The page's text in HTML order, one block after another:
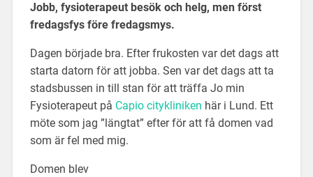
Jobb, fysioterapeut besök och helg, men först
fredagsfys före fredagsmys.
Dagen började bra. Efter frukosten var det dags att
starta datorn för att jobba. Sen var det dags att ta
stadsbussen in till stan för att träffa Jo min
Fysioterapeut på Capio citykliniken här i Lund. Ett
möte som jag ”längtat” efter för att få domen vad
som är fel med mig.
Domen blev